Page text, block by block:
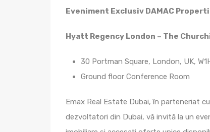
Eveniment Exclusiv DAMAC
Hyatt Regency London – The
30 Portman Square, London, UK,
Ground floor Conference Room
Emax Real Estate Dubai, în parteneriat
dezvoltatori din Dubai, vă invită la un